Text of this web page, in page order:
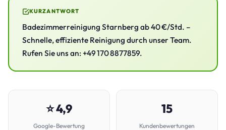
KURZANTWORT
Badezimmerreinigung Starnberg ab 40 €/Std. –
Schnelle, effiziente Reinigung durch unser Team.
Rufen Sie uns an: +49 170 8877859.
⭐ 4,9
Google-Bewertung
15
Kundenbewertungen